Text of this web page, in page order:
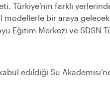
Türkiye’nin farklı
bir araya
Eğitim Merkezi ve SDSN
edildiği Su